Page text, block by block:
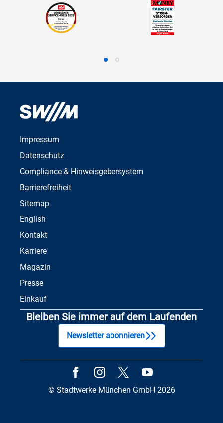
Impressum
Datenschutz
Compliance & Hinweisgebersystem
Barrierefreiheit
Sitemap
English
Kontakt
Karriere
Magazin
Presse
Einkauf